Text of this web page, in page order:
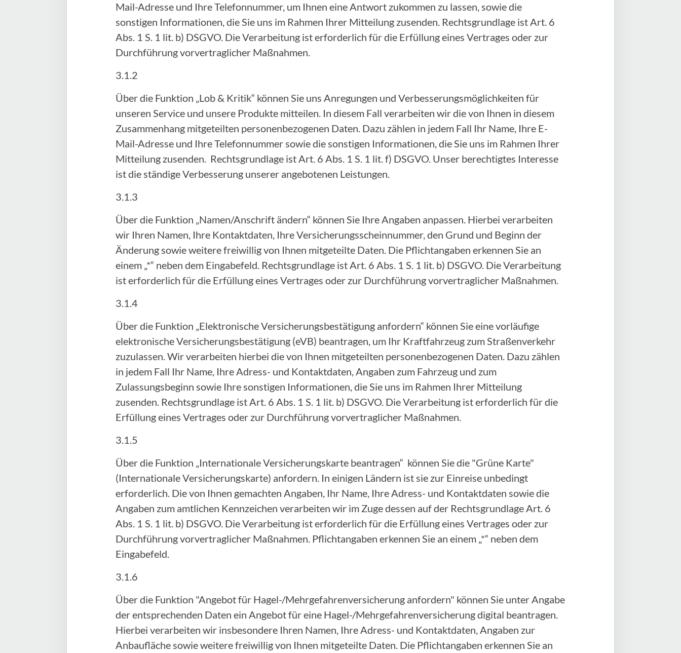
Mail-Adresse und Ihre Telefonnummer, um Ihnen eine Antwort zukommen zu lassen, sowie die
sonstigen Informationen, die Sie uns im Rahmen Ihrer Mitteilung zusenden. Rechtsgrundlage ist Art. 6
Abs. 1 S. 1 lit. b) DSGVO. Die Verarbeitung ist erforderlich für die Erfüllung eines Vertrages oder zur
Durchführung vorvertraglicher Maßnahmen.
3.1.2
Über die Funktion „Lob & Kritik“ können Sie uns Anregungen und Verbesserungsmöglichkeiten für
unseren Service und unsere Produkte mitteilen. In diesem Fall verarbeiten wir die von Ihnen in diesem
Zusammenhang mitgeteilten personenbezogenen Daten. Dazu zählen in jedem Fall Ihr Name, Ihre E-
Mail-Adresse und Ihre Telefonnummer sowie die sonstigen Informationen, die Sie uns im Rahmen Ihrer
Mitteilung zusenden. Rechtsgrundlage ist Art. 6 Abs. 1 S. 1 lit. f) DSGVO. Unser berechtigtes Interesse
ist die ständige Verbesserung unserer angebotenen Leistungen.
3.1.3
Über die Funktion „Namen/Anschrift ändern“ können Sie Ihre Angaben anpassen. Hierbei verarbeiten
wir Ihren Namen, Ihre Kontaktdaten, Ihre Versicherungsscheinnummer, den Grund und Beginn der
Änderung sowie weitere freiwillig von Ihnen mitgeteilte Daten. Die Pflichtangaben erkennen Sie an
einem „*“ neben dem Eingabefeld. Rechtsgrundlage ist Art. 6 Abs. 1 S. 1 lit. b) DSGVO. Die Verarbeitung
ist erforderlich für die Erfüllung eines Vertrages oder zur Durchführung vorvertraglicher Maßnahmen.
3.1.4
Über die Funktion „Elektronische Versicherungsbestätigung anfordern“ können Sie eine vorläufige
elektronische Versicherungsbestätigung (eVB) beantragen, um Ihr Kraftfahrzeug zum Straßenverkehr
zuzulassen. Wir verarbeiten hierbei die von Ihnen mitgeteilten personenbezogenen Daten. Dazu zählen
in jedem Fall Ihr Name, Ihre Adress- und Kontaktdaten, Angaben zum Fahrzeug und zum
Zulassungsbeginn sowie Ihre sonstigen Informationen, die Sie uns im Rahmen Ihrer Mitteilung
zusenden. Rechtsgrundlage ist Art. 6 Abs. 1 S. 1 lit. b) DSGVO. Die Verarbeitung ist erforderlich für die
Erfüllung eines Vertrages oder zur Durchführung vorvertraglicher Maßnahmen.
3.1.5
Über die Funktion „Internationale Versicherungskarte beantragen“ können Sie die "Grüne Karte"
(Internationale Versicherungskarte) anfordern. In einigen Ländern ist sie zur Einreise unbedingt
erforderlich. Die von Ihnen gemachten Angaben, Ihr Name, Ihre Adress- und Kontaktdaten sowie die
Angaben zum amtlichen Kennzeichen verarbeiten wir im Zuge dessen auf der Rechtsgrundlage Art. 6
Abs. 1 S. 1 lit. b) DSGVO. Die Verarbeitung ist erforderlich für die Erfüllung eines Vertrages oder zur
Durchführung vorvertraglicher Maßnahmen. Pflichtangaben erkennen Sie an einem „*“ neben dem
Eingabefeld.
3.1.6
Über die Funktion "Angebot für Hagel-/Mehrgefahrenversicherung anfordern" können Sie unter Angabe
der entsprechenden Daten ein Angebot für eine Hagel-/Mehrgefahrenversicherung digital beantragen.
Hierbei verarbeiten wir insbesondere Ihren Namen, Ihre Adress- und Kontaktdaten, Angaben zur
Anbaufläche sowie weitere freiwillig von Ihnen mitgeteilte Daten. Die Pflichtangaben erkennen Sie an